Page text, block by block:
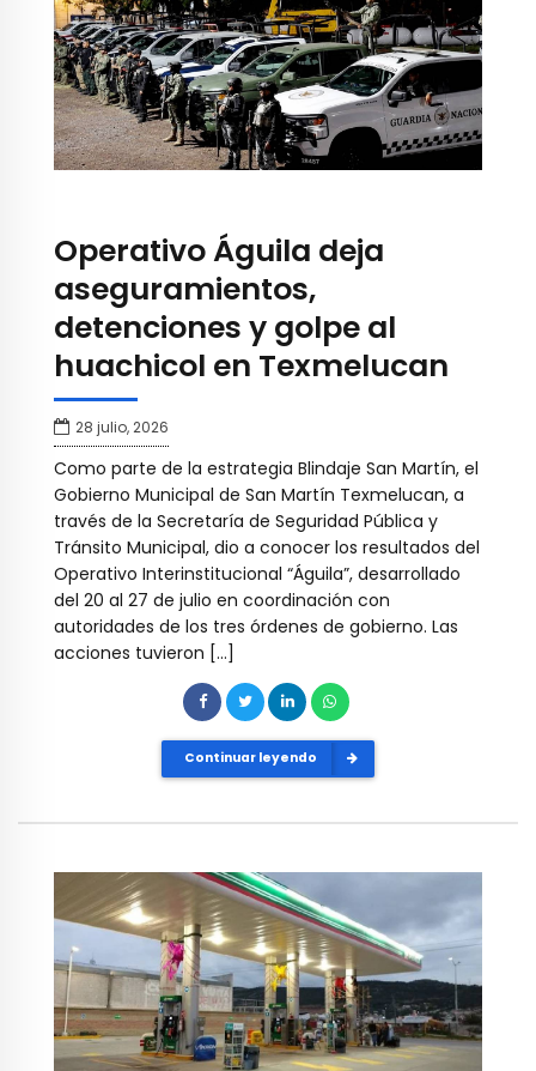
Operativo Águila deja
aseguramientos,
detenciones y golpe al
huachicol en Texmelucan
28 julio, 2026
Como parte de la estrategia Blindaje San Martín, el
Gobierno Municipal de San Martín Texmelucan, a
través de la Secretaría de Seguridad Pública y
Tránsito Municipal, dio a conocer los resultados del
Operativo Interinstitucional “Águila”, desarrollado
del 20 al 27 de julio en coordinación con
autoridades de los tres órdenes de gobierno. Las
acciones tuvieron […]
Continuar leyendo